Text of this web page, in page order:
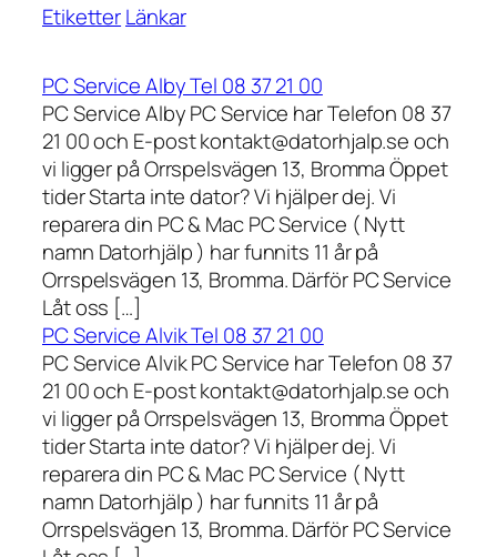
EtiketterLänkar
PC Service Alby Tel 08 37 21 00
PC Service Alby PC Service har Telefon 08 37
21 00 och E-post kontakt@datorhjalp.se och
vi ligger på Orrspelsvägen 13, Bromma Öppet
tider Starta inte dator? Vi hjälper dej. Vi
reparera din PC & Mac PC Service ( Nytt
namn Datorhjälp ) har funnits 11 år på
Orrspelsvägen 13, Bromma. Därför PC Service
Låt oss […]
PC Service Alvik Tel 08 37 21 00
PC Service Alvik PC Service har Telefon 08 37
21 00 och E-post kontakt@datorhjalp.se och
vi ligger på Orrspelsvägen 13, Bromma Öppet
tider Starta inte dator? Vi hjälper dej. Vi
reparera din PC & Mac PC Service ( Nytt
namn Datorhjälp ) har funnits 11 år på
Orrspelsvägen 13, Bromma. Därför PC Service